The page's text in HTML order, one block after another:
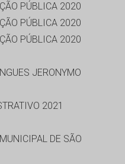
PÚBLICA 2020
PÚBLICA 2020
PÚBLICA 2020
JERONYMO
2021
DE SÃO